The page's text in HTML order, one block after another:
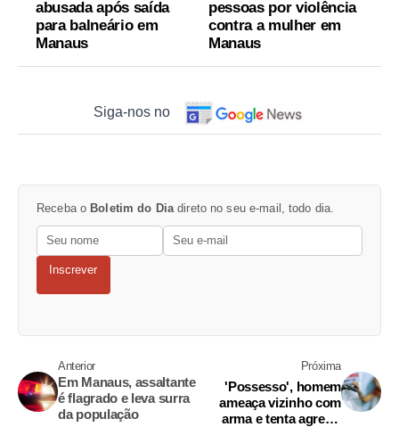
abusada após saída
para balneário em
Manaus
pessoas por violência
contra a mulher em
Manaus
Siga-nos no
Receba o Boletim do Diadireto no seu e-mail, todo dia.
Inscrever
Anterior
Em Manaus, assaltante
é flagrado e leva surra
da população
Próxima
'Possesso', homem
ameaça vizinho com
arma e tenta agredir